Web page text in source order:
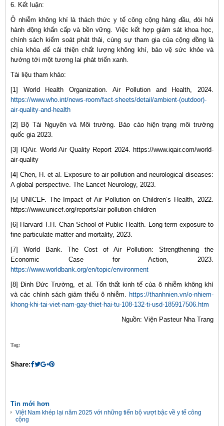
6. Kết luận:
Ô nhiễm không khí là thách thức y tế công cộng hàng đầu, đòi hỏi
hành động khẩn cấp và bền vững. Việc kết hợp giám sát khoa học,
chính sách kiểm soát phát thải, cùng sự tham gia của cộng đồng là
chìa khóa để cải thiện chất lượng không khí, bảo vệ sức khỏe và
hướng tới một tương lai phát triển xanh.
Tài liệu tham khảo:
[1] World Health Organization. Air Pollution and Health, 2024.
https://www.who.int/news-room/fact-sheets/detail/ambient-(outdoor)-
air-quality-and-health
[2] Bộ Tài Nguyên và Môi trường. Báo cáo hiện trạng môi trường
quốc gia 2023.
[3] IQAir. World Air Quality Report 2024. https://www.iqair.com/world-
air-quality
[4] Chen, H. et al. Exposure to air pollution and neurological diseases:
A global perspective. The Lancet Neurology, 2023.
[5] UNICEF. The Impact of Air Pollution on Children’s Health, 2022.
https://www.unicef.org/reports/air-pollution-children
[6] Harvard T.H. Chan School of Public Health. Long-term exposure to
fine particulate matter and mortality, 2023.
[7] World Bank. The Cost of Air Pollution: Strengthening the
Economic Case for Action, 2023.
https://www.worldbank.org/en/topic/environment
[8] Đinh Đức Trường, et al. Tổn thất kinh tế của ô nhiễm không khí
và các chính sách giảm thiểu ô nhiễm. https://thanhnien.vn/o-nhiem-
khong-khi-tai-viet-nam-gay-thiet-hai-tu-108-132-ti-usd-185917506.htm
Nguồn: Viện Pasteur Nha Trang
Tag:
Share:
Tin mới hơn
Việt Nam khép lại năm 2025 với những tiến bộ vượt bậc về y tế công
cộng